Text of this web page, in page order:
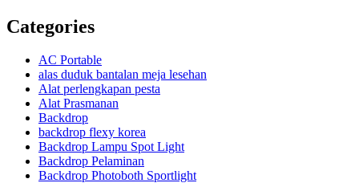
Categories
AC Portable
alas duduk bantalan meja lesehan
Alat perlengkapan pesta
Alat Prasmanan
Backdrop
backdrop flexy korea
Backdrop Lampu Spot Light
Backdrop Pelaminan
Backdrop Photoboth Sportlight